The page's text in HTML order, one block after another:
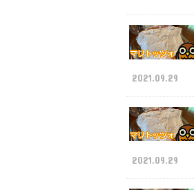
2021.09.29
2021.09.29